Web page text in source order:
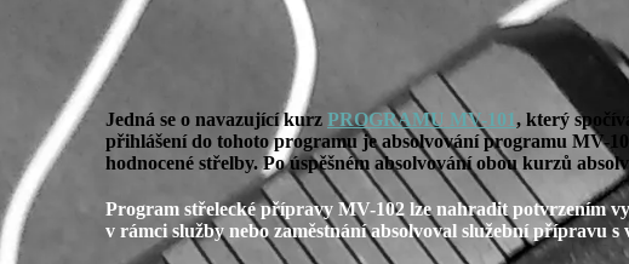
Jedná se o navazující kurz PROGRAMU MV-101, který
přihlášení do tohoto programu je absolvování programu MV-
hodnocené střelby. Po úspěšném absolvování obou kurzů
Program střelecké přípravy MV-102 lze nahradit potvrzením
v rámci služby nebo zaměstnání absolvoval služební přípravu